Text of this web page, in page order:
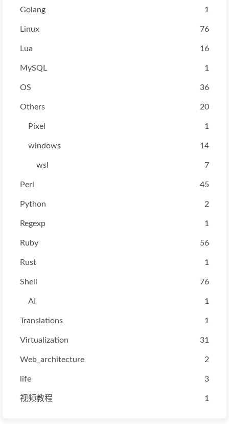
Golang 1
Linux 76
Lua 16
MySQL 1
OS 36
Others 20
Pixel 1
windows 14
wsl 7
Perl 45
Python 2
Regexp 1
Ruby 56
Rust 1
Shell 76
AI 1
Translations 1
Virtualization 31
Web_architecture 2
life 3
视频教程 1